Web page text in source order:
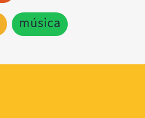
música